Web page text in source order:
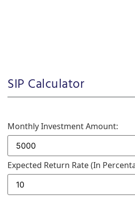
SIP Calculator
Monthly Investment Amount:
Expected Return Rate (in